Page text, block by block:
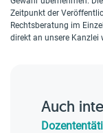
Zeitpunkt der
Rechtsberatung im
direkt an unsere Kanzlei
Auch